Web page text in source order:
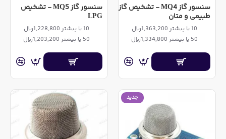
سنسور گاز MQ4 - تشخیص گاز
طبیعی و متان
10 یا بیشتر 1,363,200ریال
50 یا بیشتر 1,334,800ریال
سنسور گاز MQ5 - تشخیص
LPG
10 یا بیشتر 1,228,800ریال
50 یا بیشتر 1,203,200ریال
جدید